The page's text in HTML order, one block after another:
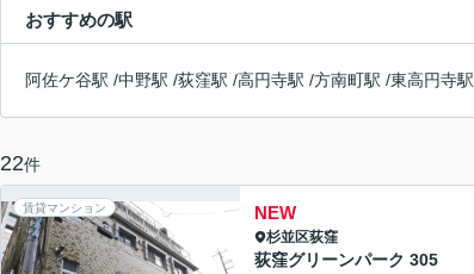
おすすめの駅
阿佐ケ谷駅 /中野駅 /荻窪駅 /高円寺駅 /方南町駅 /東高円寺駅
22件
賃貸マンション NEW
杉並区荻窪
荻窪グリーンパーク 305